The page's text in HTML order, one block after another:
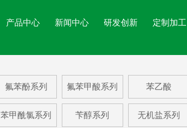
产品中心 新闻中心 研发创新 定制加工
公司文化
EHS体系
氟苯甲醚系列
氟甲苯系列
三氟甲苯系列
氟苯酚系列
氟苯甲酸系列
苯乙酸
公司新闻
行业动态
氟苯酚系列 氟苯甲酸系列 苯乙酸
苯甲酰氯系列 苄醇系列 无机盐系列